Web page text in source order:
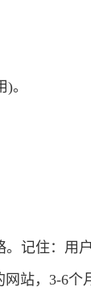
。
。记住：用
站，3-6个